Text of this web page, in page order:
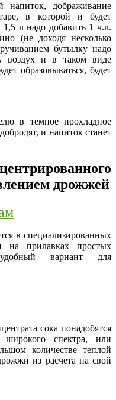
напиток, дображивание
в которой и будет
л надо добавить 1 ч.л.
(не доходя несколько
бутылку надо
воздух и в таком виде
образовываться, будет
в темное прохладное
и напиток станет
дрожжей
в специализированных
прилавках простых
вариант для
сока понадобятся
спектра, или
количестве теплой
из расчета на свой